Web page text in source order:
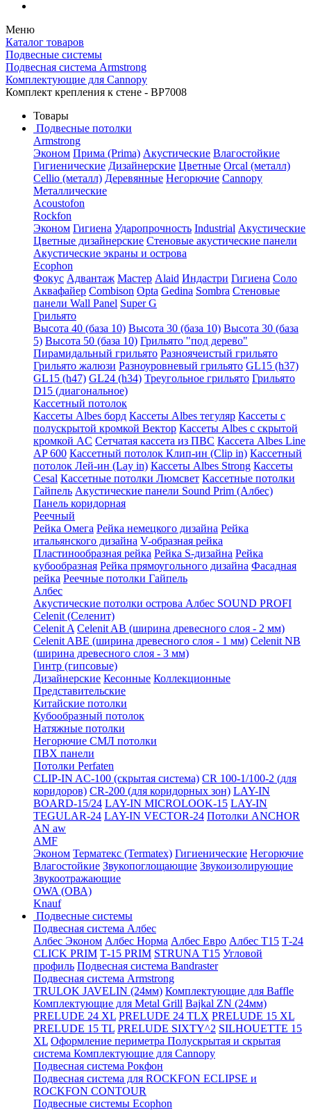
Меню
Каталог товаров
Подвесные системы
Подвесная система Armstrong
Комплектующие для Cannopy
Комплект крепления к стене - BP7008
Товары
Подвесные потолки
Armstrong
Эконом Прима (Prima) Акустические Влагостойкие
Гигиенические Дизайнерские Цветные Orcal (металл)
Cellio (металл) Деревянные Негорючие Cannopy
Металлические
Acoustofon
Rockfon
Эконом Гигиена Ударопрочность Industrial Акустические
Цветные дизайнерские Стеновые акустические панели
Акустические экраны и острова
Ecophon
Фокус Адвантаж Мастер Alaid Индастри Гигиена Соло
Аквафайер Combison Opta Gedina Sombra Стеновые
панели Wall Panel Super G
Грильято
Высота 40 (база 10) Высота 30 (база 10) Высота 30 (база
5) Высота 50 (база 10) Грильято "под дерево"
Пирамидальный грильято Разноячеистый грильято
Грильято жалюзи Разноуровневый грильято GL15 (h37)
GL15 (h47) GL24 (h34) Треугольное грильято Грильято
D15 (диагональное)
Кассетный потолок
Кассеты Albes борд Кассеты Albes тегуляр Кассеты с
полускрытой кромкой Вектор Кассеты Albes с скрытой
кромкой AC Сетчатая кассета из ПВС Кассета Albes Line
AP 600 Кассетный потолок Клип-ин (Clip in) Кассетный
потолок Лей-ин (Lay in) Кассеты Albes Strong Кассеты
Cesal Кассетные потолки Люмсвет Кассетные потолки
Гайпель Акустические панели Sound Prim (Албес)
Панель коридорная
Реечный
Рейка Омега Рейка немецкого дизайна Рейка
итальянского дизайна V-образная рейка
Пластинообразная рейка Рейка S-дизайна Рейка
кубообразная Рейка прямоугольного дизайна Фасадная
рейка Реечные потолки Гайпель
Албес
Акустические потолки острова Албес SOUND PROFI
Celenit (Селенит)
Celenit A Celenit AB (ширина древесного слоя - 2 мм)
Celenit ABE (ширина древесного слоя - 1 мм) Celenit NB
(ширина древесного слоя - 3 мм)
Гинтр (гипсовые)
Дизайнерские Кесонные Коллекционные
Представительские
Китайские потолки
Кубообразный потолок
Натяжные потолки
Негорючие СМЛ потолки
ПВХ панели
Потолки Perfaten
CLIP-IN AC-100 (скрытая система) CR 100-1/100-2 (для
коридоров) CR-200 (для коридорных зон) LAY-IN
BOARD-15/24 LAY-IN MICROLOOK-15 LAY-IN
TEGULAR-24 LAY-IN VECTOR-24 Потолки ANCHOR
AN aw
AMF
Эконом Терматекс (Termatex) Гигиенические Негорючие
Влагостойкие Звукопоглощающие Звукоизолирующие
Звукоотражающие
OWA (ОВА)
Knauf
Подвесные системы
Подвесная система Албес
Албес Эконом Албес Норма Албес Евро Албес T15 Т-24
CLICK PRIM Т-15 PRIM STRUNA Т15 Угловой
профиль Подвесная система Bandraster
Подвесная система Armstrong
TRULOK JAVELIN (24мм) Комплектующие для Baffle
Комплектующие для Metal Grill Bajkal ZN (24мм)
PRELUDE 24 XL PRELUDE 24 TLX PRELUDE 15 XL
PRELUDE 15 TL PRELUDE SIXTY^2 SILHOUETTE 15
XL Оформление периметра Полускрытая и скрытая
система Комплектующие для Cannopy
Подвесная система Рокфон
Подвесная система для ROCKFON ECLIPSE и
ROCKFON CONTOUR
Подвесные системы Ecophon